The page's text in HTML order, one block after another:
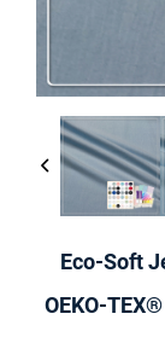
Eco-Soft
OEKO-